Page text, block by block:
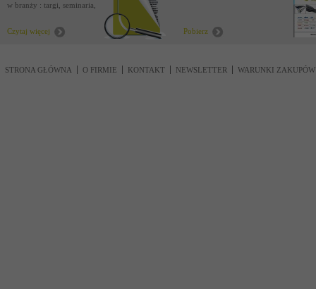
w branży : targi, seminaria,
Czytaj więcej
Pobierz
STRONA GŁÓWNA O FIRMIE KONTAKT NEWSLETTER WARUNKI ZAKUPÓW